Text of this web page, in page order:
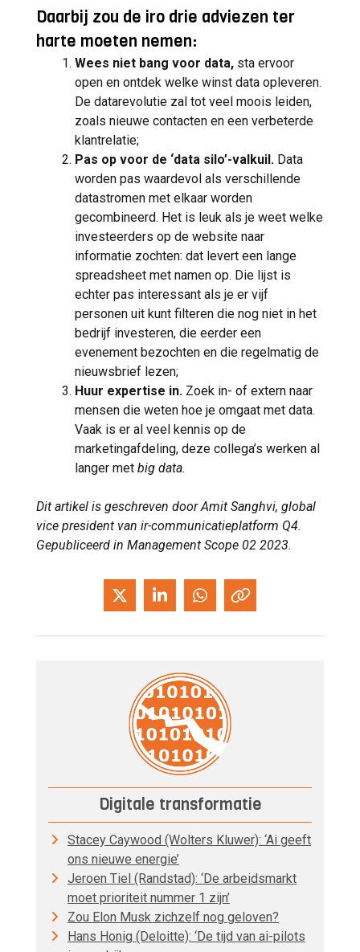
Daarbij zou de iro drie adviezen ter
harte moeten nemen:
Wees niet bang voor data, sta ervoor
open en ontdek welke winst data opleveren.
De datarevolutie zal tot veel moois leiden,
zoals nieuwe contacten en een verbeterde
klantrelatie;
Pas op voor de ‘data silo’-valkuil. Data
worden pas waardevol als verschillende
datastromen met elkaar worden
gecombineerd. Het is leuk als je weet welke
investeerders op de website naar
informatie zochten: dat levert een lange
spreadsheet met namen op. Die lijst is
echter pas interessant als je er vijf
personen uit kunt filteren die nog niet in het
bedrijf investeren, die eerder een
evenement bezochten en die regelmatig de
nieuwsbrief lezen;
Huur expertise in. Zoek in- of extern naar
mensen die weten hoe je omgaat met data.
Vaak is er al veel kennis op de
marketingafdeling, deze collega’s werken al
langer met big data.
Dit artikel is geschreven door Amit Sanghvi, global
vice president van ir-communicatieplatform Q4.
Gepubliceerd in Management Scope 02 2023.
Digitale transformatie
Stacey Caywood (Wolters Kluwer): ‘Ai geeft
ons nieuwe energie’
Jeroen Tiel (Randstad): ‘De arbeidsmarkt
moet prioriteit nummer 1 zijn’
Zou Elon Musk zichzelf nog geloven?
Hans Honig (Deloitte): ‘De tijd van ai-pilots